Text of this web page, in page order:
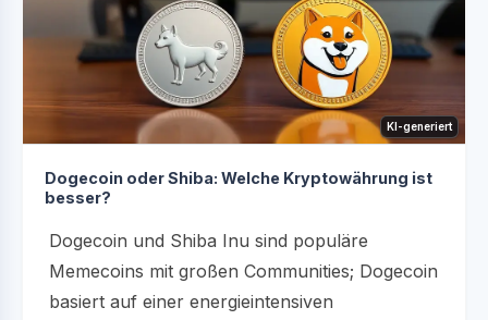
KI-generiert
Dogecoin oder Shiba: Welche Kryptowährung ist
besser?
Dogecoin und Shiba Inu sind populäre
Memecoins mit großen Communities; Dogecoin
basiert auf einer energieintensiven